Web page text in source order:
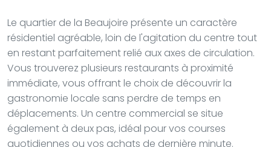
Le quartier de la Beaujoire présente un caractère
résidentiel agréable, loin de l'agitation du centre tout
en restant parfaitement relié aux axes de circulation.
Vous trouverez plusieurs restaurants à proximité
immédiate, vous offrant le choix de découvrir la
gastronomie locale sans perdre de temps en
déplacements. Un centre commercial se situe
également à deux pas, idéal pour vos courses
quotidiennes ou vos achats de dernière minute.